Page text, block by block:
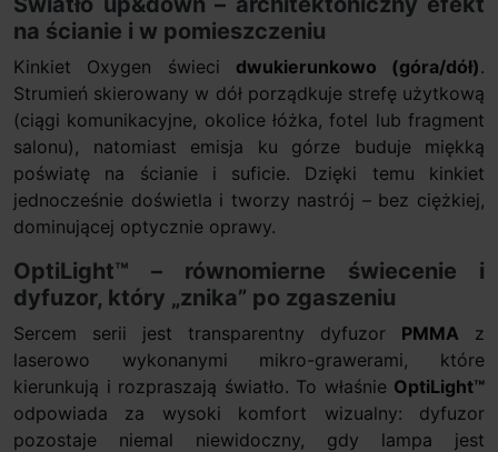
na ścianie i w pomieszczeniu
Kinkiet Oxygen świeci dwukierunkowo (góra/dół).
Strumień skierowany w dół porządkuje strefę użytkową
(ciągi komunikacyjne, okolice łóżka, fotel lub fragment
salonu), natomiast emisja ku górze buduje miękką
poświatę na ścianie i suficie. Dzięki temu kinkiet
jednocześnie doświetla i tworzy nastrój – bez ciężkiej,
dominującej optycznie oprawy.
OptiLight™ – równomierne świecenie i
dyfuzor, który „znika” po zgaszeniu
Sercem serii jest transparentny dyfuzor PMMA z
laserowo wykonanymi mikro-grawerami, które
kierunkują i rozpraszają światło. To właśnie OptiLight™
odpowiada za wysoki komfort wizualny: dyfuzor
pozostaje niemal niewidoczny, gdy lampa jest